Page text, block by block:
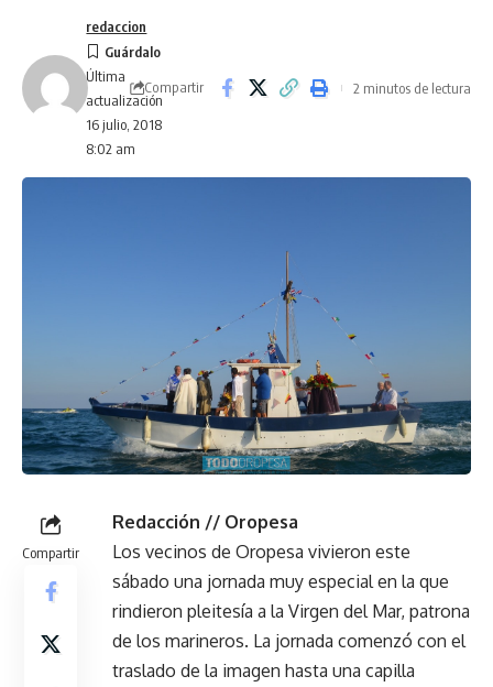
Última
actualización
16 julio, 2018
8:02 am
redaccion
Compartir 2 minutos de lectura
Compartir
Redacción // Oropesa
Los vecinos de Oropesa vivieron este
sábado una jornada muy especial en la que
rindieron pleitesía a la Virgen del Mar, patrona
de los marineros. La jornada comenzó con el
traslado de la imagen hasta una capilla